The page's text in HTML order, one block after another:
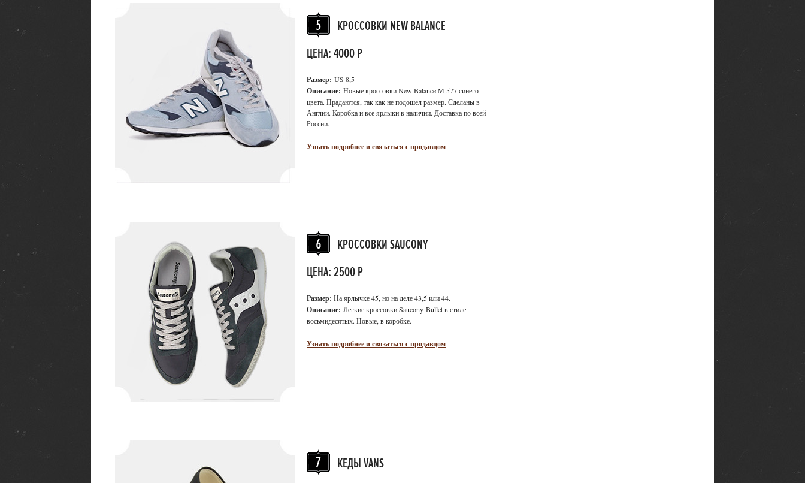
КРОССОВКИ NEW BALANCE
ЦЕНА: 4000 Р
Размер: US 8,5
Описание: Новые кроссовки New Balance M 577 синего
цвета. Прадаются, так как не подошел размер. Сделаны в
Англии. Коробка и все ярлыки в наличии. Доставка по всей
России.
Узнать подробнее и связаться с продавцом
КРОССОВКИ SAUCONY
ЦЕНА: 2500 Р
Размер: На ярлычке 45, но на деле 43,5 или 44.
Описание: Легкие кроссовки Saucony Bullet в стиле
восьмидесятых. Новые, в коробке.
Узнать подробнее и связаться с продавцом
КЕДЫ VANS